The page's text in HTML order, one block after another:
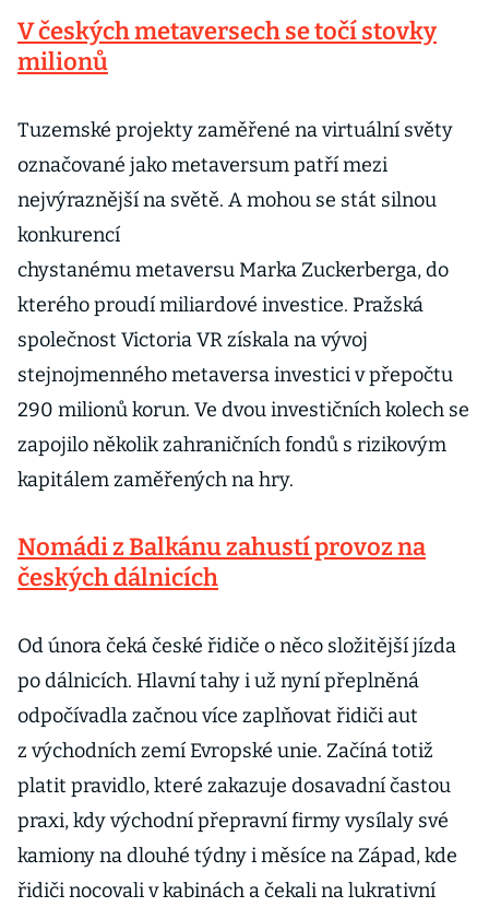
V českých metaversech se točí stovky
milionů
Tuzemské projekty zaměřené na virtuální světy
označované jako metaversum patří mezi
nejvýraznější na světě. A mohou se stát silnou
konkurencí
chystanému metaversu Marka Zuckerberga, do
kterého proudí miliardové investice. Pražská
společnost Victoria VR získala na vývoj
stejnojmenného metaversa investici v přepočtu
290 milionů korun. Ve dvou investičních kolech se
zapojilo několik zahraničních fondů s rizikovým
kapitálem zaměřených na hry.
Nomádi z Balkánu zahustí provoz na
českých dálnicích
Od února čeká české řidiče o něco složitější jízda
po dálnicích. Hlavní tahy i už nyní přeplněná
odpočívadla začnou více zaplňovat řidiči aut
z východních zemí Evropské unie. Začíná totiž
platit pravidlo, které zakazuje dosavadní častou
praxi, kdy východní přepravní firmy vysílaly své
kamiony na dlouhé týdny i měsíce na Západ, kde
řidiči nocovali v kabinách a čekali na lukrativní